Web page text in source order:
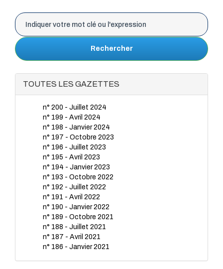
Rechercher
TOUTES LES GAZETTES
n° 200 - Juillet 2024
n° 199 - Avril 2024
n° 198 - Janvier 2024
n° 197 - Octobre 2023
n° 196 - Juillet 2023
n° 195 - Avril 2023
n° 194 - Janvier 2023
n° 193 - Octobre 2022
n° 192 - Juillet 2022
n° 191 - Avril 2022
n° 190 - Janvier 2022
n° 189 - Octobre 2021
n° 188 - Juillet 2021
n° 187 - Avril 2021
n° 186 - Janvier 2021